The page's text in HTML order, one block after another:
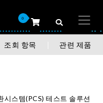
0
조회 항목 관련 제품
시스템(PCS) 테스트 솔루션